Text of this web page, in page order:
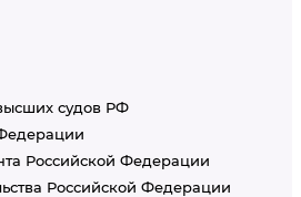
судов РФ
Российской Федерации
Российской Федерации